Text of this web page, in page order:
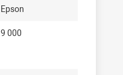
Epson
9 000